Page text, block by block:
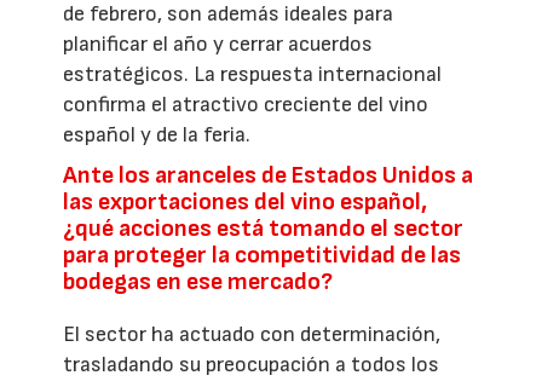
de febrero, son además ideales para
planificar el año y cerrar acuerdos
estratégicos. La respuesta internacional
confirma el atractivo creciente del vino
español y de la feria.
Ante los aranceles de Estados Unidos a
las exportaciones del vino español,
¿qué acciones está tomando el sector
para proteger la competitividad de las
bodegas en ese mercado?
El sector ha actuado con determinación,
trasladando su preocupación a todos los